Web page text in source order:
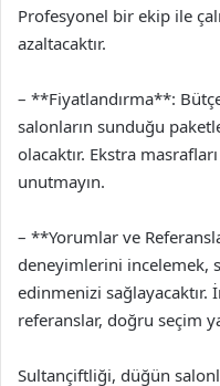
Profesyonel bir ekip ile
azaltacaktır.
– **Fiyatlandırma**:
salonların sunduğu
olacaktır. Ekstra
unutmayın.
– **Yorumlar ve
deneyimlerini incelemek,
edinmenizi
referanslar, doğru seçim
Sultançiftliği, düğün